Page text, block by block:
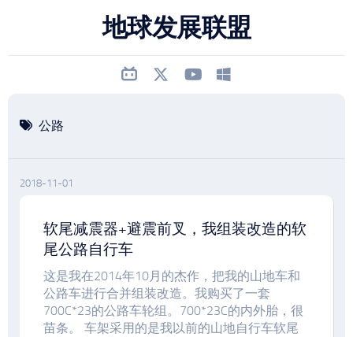
地球发展联盟
公路
2018-11-01
软尾减震器+避震前叉，我组装改造的软
尾公路自行车
这是我在2014年10月的杰作，把我的山地车和
公路车进行合并组装改造。我购买了一套
700C*23的公路车轮组。700*23C的内外胎，很
苗条。 车架采用的是我以前的山地自行车软尾